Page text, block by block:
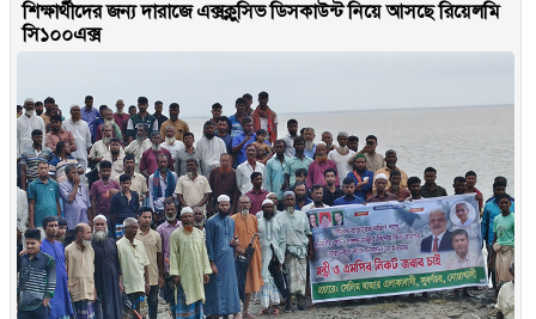
শিক্ষার্থীদের জন্য দারাজে এক্সক্লুসিভ ডিসকাউন্ট নিয়ে আসছে রিয়েলমি
সি১০০এক্স